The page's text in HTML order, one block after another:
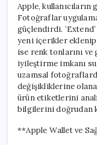
Apple, kullanıcıların
Fotoğraflar
güçlendirdi.
yeni içerikler eklenip
ise renk tonlarını
iyileştirme imkanı
uzamsal
değişikliklerine
ürün etiketlerini
bilgilerini doğrudan
**Apple Wallet ve